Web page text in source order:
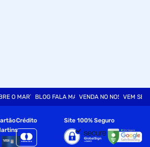
O MARTINSBLOG FALA MARTVENDA NO NOSSO SITE
VEM SER
Crédito Site 100% Seguro